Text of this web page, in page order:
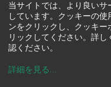
当サイトでは、より良いサ
しています。クッキーの
ンをクリックし、クッキ
リックしてください。詳し
認ください。
詳細を見る ...